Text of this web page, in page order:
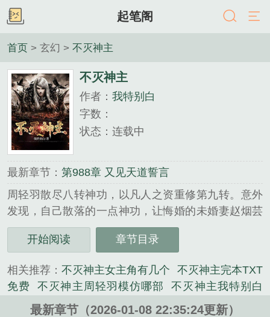
起笔阁
首页 > 玄幻 > 不灭神主
不灭神主
作者： 我特别白
字数：
状态：连载中
最新章节： 第988章 又见天道誓言
周轻羽散尽八转神功，以凡人之资重修第九转。意外
发现，自己散落的一点神功，让悔婚的未婚妻赵烟芸
领悟了天下第一剑意，放逐的妖族皇子一跃成为资质
逆天的妖尊少帝，贫瘠的蛮荒古地一跃成为武道圣地
地灭！...
《不灭神主》是我特别白精心创作的玄幻类小说。
开始阅读 章节目录
相关推荐： 不灭神主女主角有几个
不灭神主完本TXT
免费
不灭神主周轻羽模仿哪部
不灭神主我特别白
不灭神主 百度 不灭神主停更了吗
不灭神主更新
最新章节（2026-01-08 22:35:24更新）